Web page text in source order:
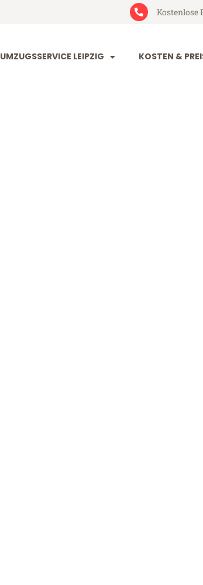
Kostenlose
UMZUGSSERVICE LEIPZIG KOSTEN &